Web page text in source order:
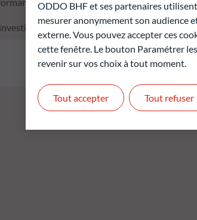
ne peut être garantie.
ODDO BHF et ses partenaires
mesurer anonymement son audience
externe. Vous pouvez accepter ces
cette fenêtre. Le bouton Paramétrer
revenir sur vos choix à tout moment.
Tout refuser
Tout accepter